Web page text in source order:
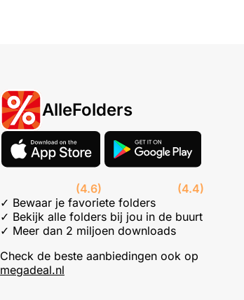
AlleFolders
(4.6)
(4.4)
✓ Bewaar je favoriete folders
✓ Bekijk alle folders bij jou in de buurt
✓ Meer dan 2 miljoen downloads
Check de beste aanbiedingen ook op
megadeal.nl